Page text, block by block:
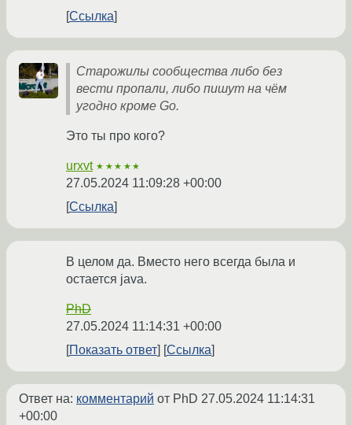
Ссылка
Старожилы сообщества либо без
вести пропали, либо пишут на чём
угодно кроме Go.
Это ты про кого?
urxvt ★★★★★
27.05.2024 11:09:28 +00:00
Ссылка
В целом да. Вместо него всегда была и
остается java.
PhD
27.05.2024 11:14:31 +00:00
Показать ответ
Ссылка
Ответ на: комментарий от PhD 27.05.2024 11:14:31
+00:00